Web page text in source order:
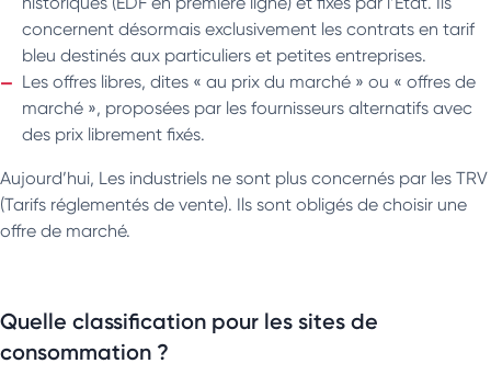
concernent désormais exclusivement les contrats en tarif
bleu destinés aux particuliers et petites entreprises.
Les offres libres, dites « au prix du marché » ou « offres de
marché », proposées par les fournisseurs alternatifs avec
des prix librement fixés.
Aujourd’hui, Les industriels ne sont plus concernés par les TRV
(Tarifs réglementés de vente). Ils sont obligés de choisir une
offre de marché.
Quelle classification pour les sites de
consommation ?